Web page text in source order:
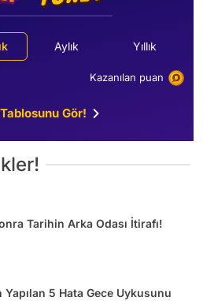
Aylık Yıllık
Kazanılan puan
Gör!
Tarihin Arka Odası İtirafı!
5 Hata Gece Uykusunu